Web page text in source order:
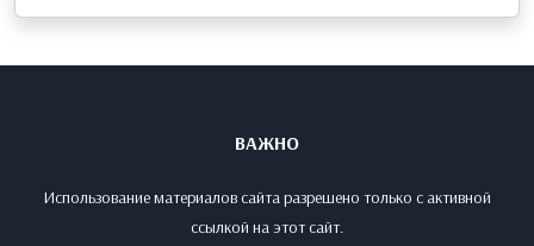
ВАЖНО
Использование материалов сайта разрешено только с активной
ссылкой на этот сайт.